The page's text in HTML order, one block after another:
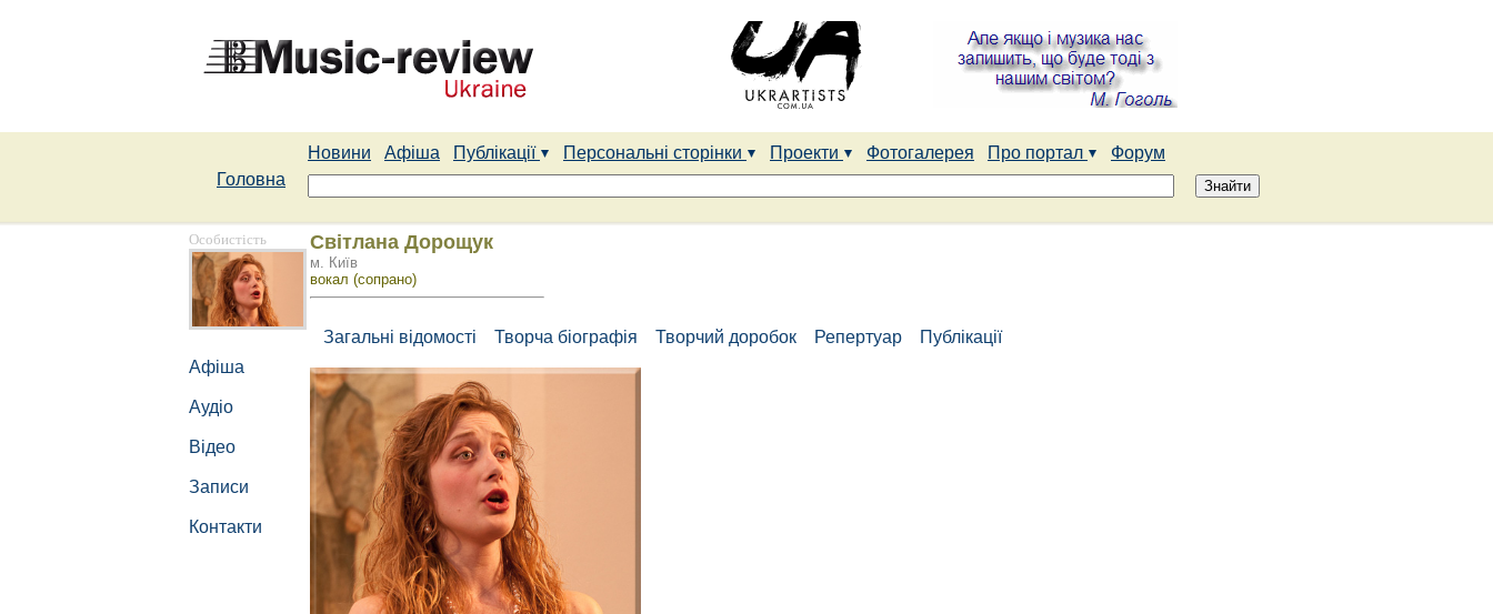
Новини Афіша Публікації Персональні сторінки Проекти Фотогалерея Про портал
Форум
Головна
Особистість
Афіша
Аудіо
Відео
Записи
Контакти
Світлана Дорощук
м. Київ
вокал (сопрано)
Загальні відомості Творча біографія Творчий доробок Репертуар Публікації